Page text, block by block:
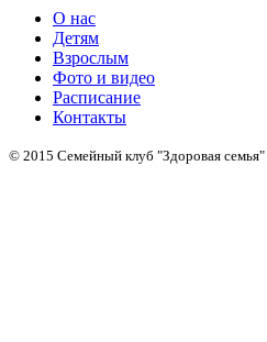
О нас
Детям
Взрослым
Фото и видео
Расписание
Контакты
© 2015 Семейный клуб "Здоровая семья"